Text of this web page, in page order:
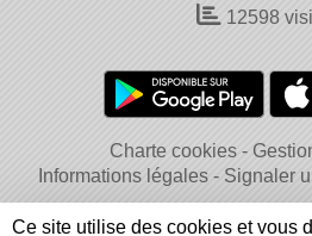
12598
Charte cookies
Informations légales
Signaler
Ce site utilise des cookies et vous